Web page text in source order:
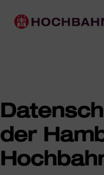
Hauptnavigation
der